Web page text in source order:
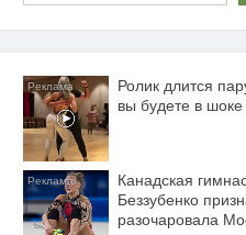
Ролик длится
вы будете в шоке
Канадская
Беззубенко
разочаровала